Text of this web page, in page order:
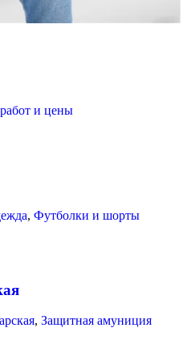
и цены
, Футболки и шорты
, Защитная амуниция